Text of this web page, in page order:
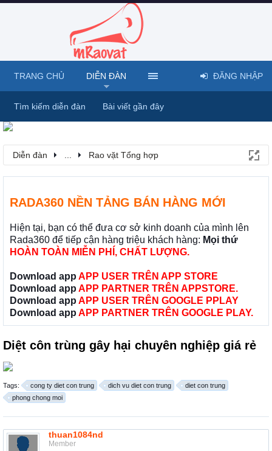
Diễn đàn Rao vặt Tổng hợp
RADA360 NỀN TẢNG BÁN HÀNG MỚI
Hiện tại, bạn có thể đưa cơ sở kinh doanh của mình lên
Rada360 để tiếp cận hàng triệu khách hàng: Mọi thứ
HOÀN TOÀN MIỄN PHÍ, CHẤT LƯỢNG.
Download app APP USER TRÊN APP STORE
Download app APP PARTNER TRÊN APPSTORE.
Download app APP USER TRÊN GOOGLE PPLAY
Download app APP PARTNER TRÊN GOOGLE PLAY.
Diệt côn trùng gây hại chuyên nghiệp giá rẻ
Tags: cong ty diet con trung dich vu diet con trung
diet con trung
phong chong moi
thuan1084nd
Member
TRANG CHỦ DIỄN ĐÀN
Tìm kiếm diễn đàn Bài viết gần đây
ĐĂNG NHẬP